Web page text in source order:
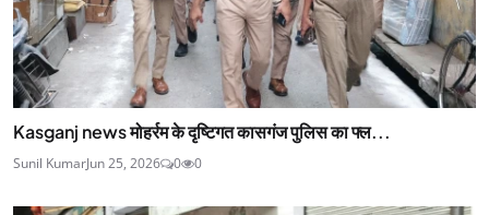
Kasganj news मोहर्रम के दृष्टिगत कासगंज पुलिस का फ्ल...
Sunil KumarJun 25, 2026 0 0